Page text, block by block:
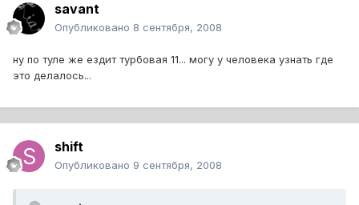
savant
Опубликовано 8 сентября, 2008
ну по туле же ездит турбовая 11... могу у человека узнать где
это делалось...
shift
Опубликовано 9 сентября, 2008